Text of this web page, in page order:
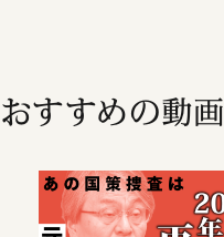
おすすめの動画